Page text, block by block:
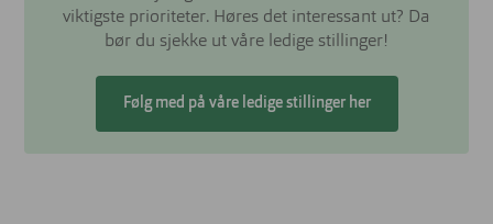
viktigste prioriteter. Høres det interessant ut? Da
bør du sjekke ut våre ledige stillinger!
Følg med på våre ledige stillinger her